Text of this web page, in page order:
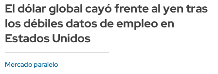
El dólar global cayó frente al yen tras
los débiles datos de empleo en
Estados Unidos
Mercado paralelo